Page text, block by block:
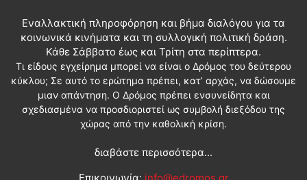
Εναλλακτική πληροφόρηση και βήμα διαλόγου για τα
κοινωνικά κινήματα και τη συλλογική πολιτική δράση.
Κάθε Σάββατο έως και Τρίτη στα περίπτερα.
Τι είδους εγχείρημα μπορεί να είναι ο Δρόμος του δεύτερου
κύκλου; Σε αυτό το ερώτημα πρέπει, κατ’ αρχάς, να δώσουμε
μιαν απάντηση. Ο Δρόμος πρέπει ενσυνείδητα και
σχεδιασμένα να προσδιοριστεί ως συμβολή διεξόδου της
χώρας από την καθολική κρίση.
διαβάστε περισσότερα...